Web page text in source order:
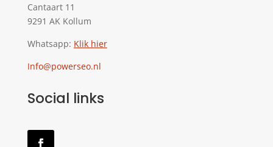
Cantaart 11
9291 AK Kollum
Whatsapp: Klik hier
Info@powerseo.nl
Social links